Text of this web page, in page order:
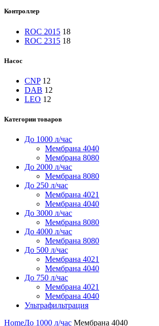
Контроллер
ROC 2015 18
ROC 2315 18
Насос
CNP 12
DAB 12
LEO 12
Категории товаров
До 1000 л/час
Мембрана 4040
Мембрана 8080
До 2000 л/час
Мембрана 8080
До 250 л/час
Мембрана 4021
Мембрана 4040
До 3000 л/час
Мембрана 8080
До 4000 л/час
Мембрана 8080
До 500 л/час
Мембрана 4021
Мембрана 4040
До 750 л/час
Мембрана 4021
Мембрана 4040
Ультрафильтрация
HomeДо 1000 л/час Мембрана 4040